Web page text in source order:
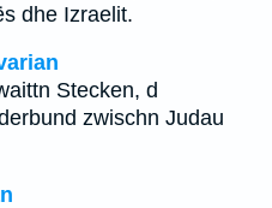
dhe Izraelit.
Stecken, d
zwischn Judau